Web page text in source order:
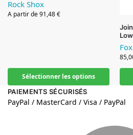
Rock Shox
A partir de 91,48 €
Sélectionner les options
PAIEMENTS SÉCURISÉS
PayPal / MasterCard / Visa / PayPal